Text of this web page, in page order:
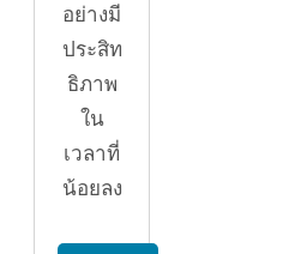
อย่างมี
ประสิท
ธิภาพ
ใน
เวลาที่
น้อยลง